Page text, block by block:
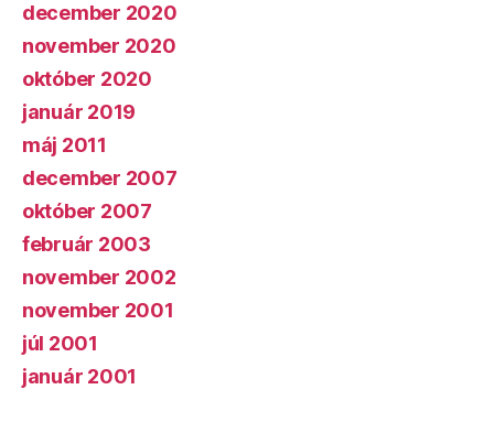
december 2020
november 2020
október 2020
január 2019
máj 2011
december 2007
október 2007
február 2003
november 2002
november 2001
júl 2001
január 2001